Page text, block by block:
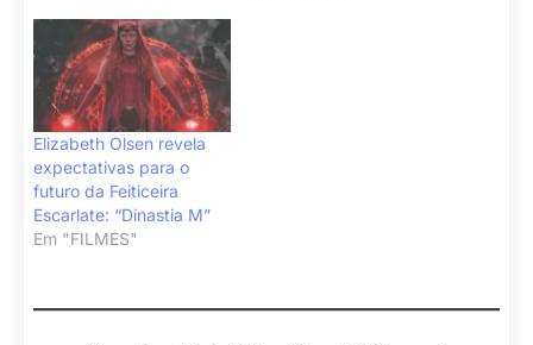
Elizabeth Olsen revela
expectativas para o
futuro da Feiticeira
Escarlate: “Dinastia M”
Em "FILMES"